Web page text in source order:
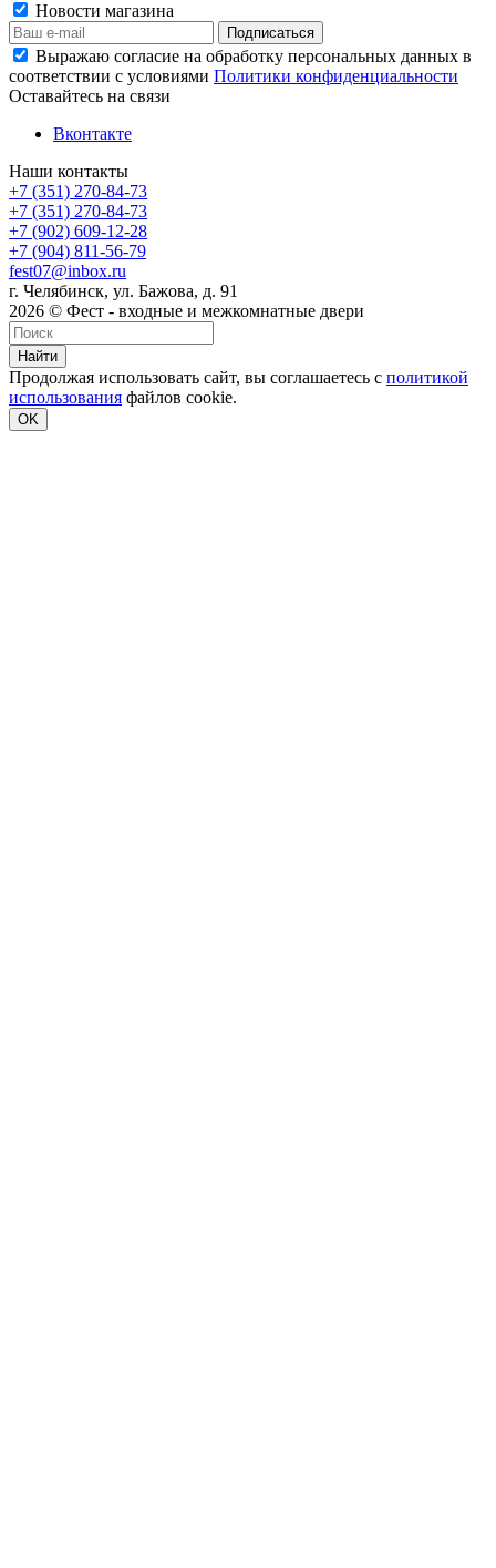
Новости магазина
Выражаю согласие на обработку персональных данных в
соответствии с условиями Политики конфиденциальности
Оставайтесь на связи
Вконтакте
Наши контакты
+7 (351) 270-84-73
+7 (351) 270-84-73
+7 (902) 609-12-28
+7 (904) 811-56-79
fest07@inbox.ru
г. Челябинск, ул. Бажова, д. 91
2026 © Фест - входные и межкомнатные двери
Найти
Продолжая использовать сайт, вы соглашаетесь с политикой
использования файлов cookie.
OK